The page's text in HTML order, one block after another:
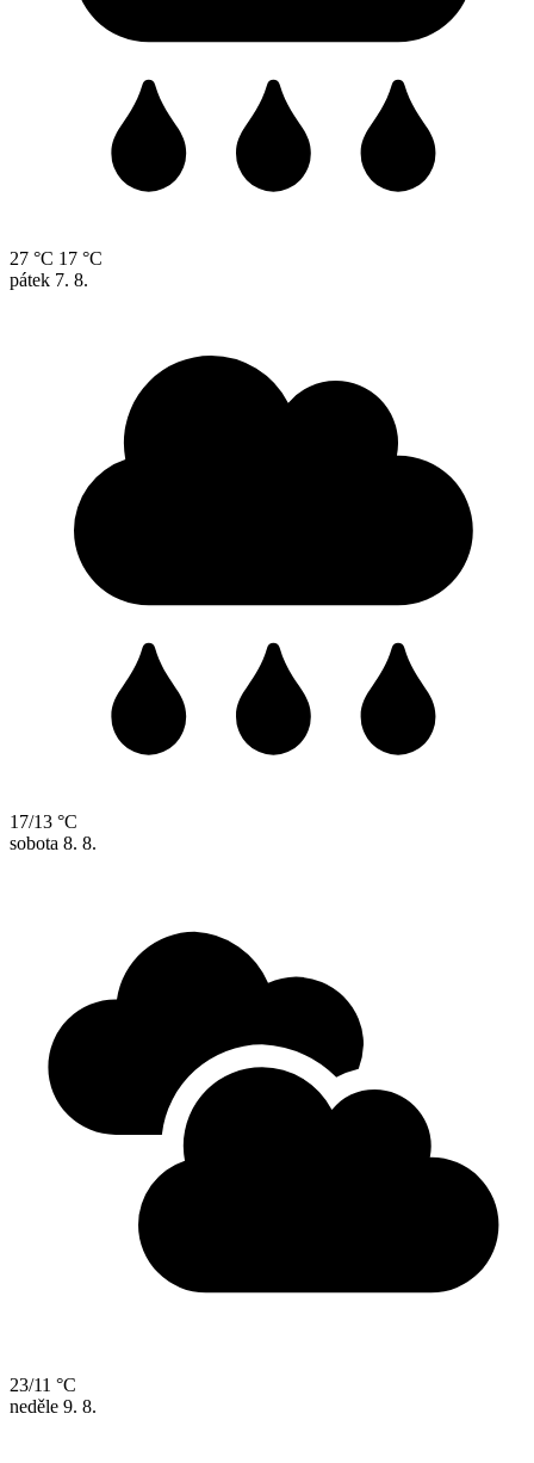
27 °C 17 °C
pátek 7. 8.
17/13 °C
sobota 8. 8.
23/11 °C
neděle 9. 8.